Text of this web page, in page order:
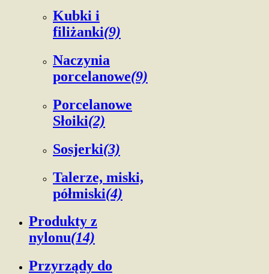
Kubki i
filiżanki(9)
Naczynia
porcelanowe(9)
Porcelanowe
Słoiki(2)
Sosjerki(3)
Talerze, miski,
półmiski(4)
Produkty z
nylonu(14)
Przyrządy do